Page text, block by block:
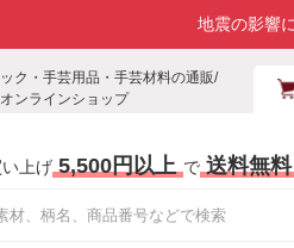
地震の影響
ク・手芸用品・手芸材料の通販/
ンラインショップ
上げ 5,500円以上 で 送料無料